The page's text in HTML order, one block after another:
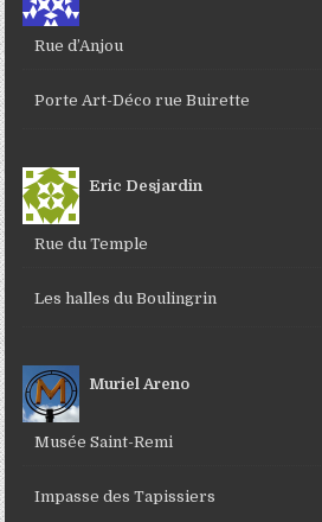
Rue d’Anjou
Porte Art-Déco rue Buirette
Eric Desjardin
Rue du Temple
Les halles du Boulingrin
Muriel Areno
Musée Saint-Remi
Impasse des Tapissiers